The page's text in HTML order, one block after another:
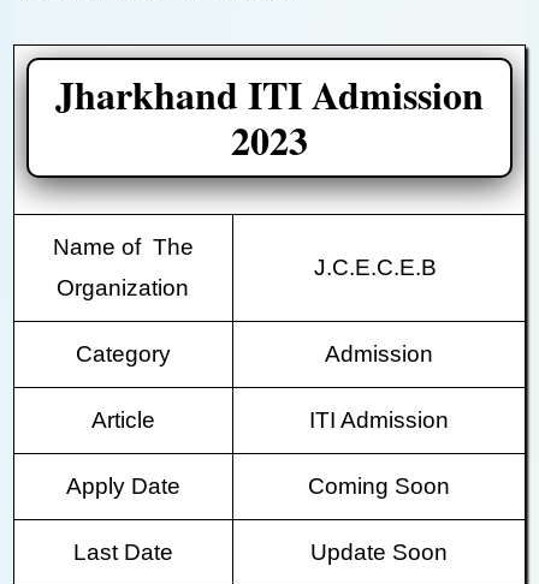
Jharkhand ITI Admission
2023
Name of The
Organization
J.C.E.C.E.B
Category Admission
Article ITI Admission
Apply Date Coming Soon
Last Date Update Soon